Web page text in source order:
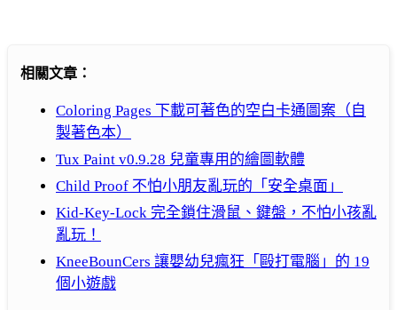
相關文章：
Coloring Pages 下載可著色的空白卡通圖案（自
製著色本）
Tux Paint v0.9.28 兒童專用的繪圖軟體
Child Proof 不怕小朋友亂玩的「安全桌面」
Kid-Key-Lock 完全鎖住滑鼠、鍵盤，不怕小孩亂
亂玩！
KneeBounCers 讓嬰幼兒瘋狂「毆打電腦」的 19
個小遊戲